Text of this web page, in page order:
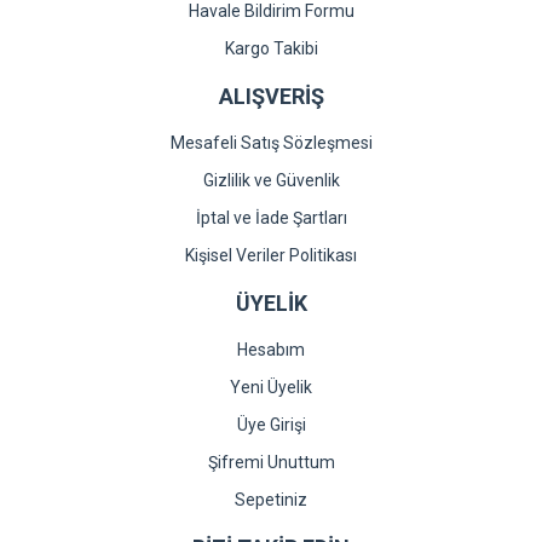
Gönder
Havale Bildirim Formu
Kargo Takibi
ALIŞVERİŞ
Mesafeli Satış Sözleşmesi
Gizlilik ve Güvenlik
İptal ve İade Şartları
Kişisel Veriler Politikası
ÜYELİK
Hesabım
Yeni Üyelik
Üye Girişi
Şifremi Unuttum
Sepetiniz